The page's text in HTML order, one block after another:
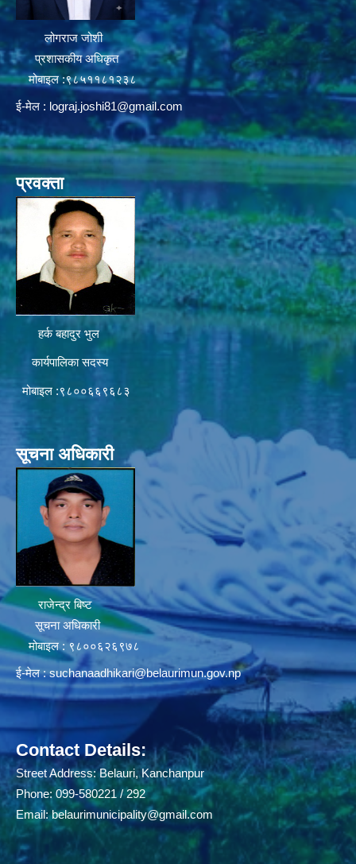
लोगराज जोशी
प्रशासकीय अधिकृत
मोबाइल :९८५११८१२३८
ई-मेल : lograj.joshi81@gmail.com
प्रवक्ता
हर्क बहादुर भुल
कार्यपालिका सदस्य
मोबाइल :९८००६६९६८३
सूचना अधिकारी
राजेन्द्र बिष्ट
सूचना अधिकारी
मोबाइल : ९८००६२६९७८
ई-मेल :suchanaadhikari@belaurimun.gov.np
Contact Details:
Street Address: Belauri, Kanchanpur
Phone: 099-580221 / 292
Email:belaurimunicipality@gmail.com